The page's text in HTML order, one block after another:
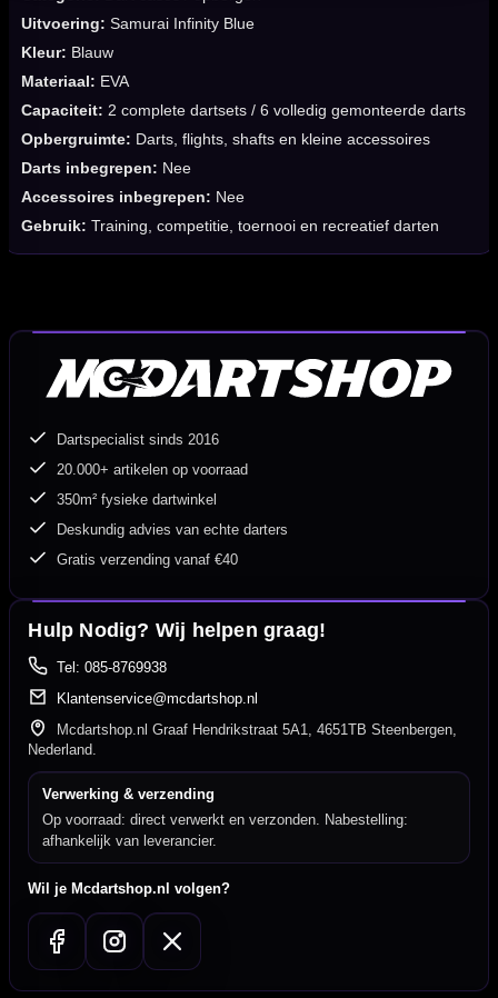
Uitvoering: Samurai Infinity Blue
Kleur: Blauw
Materiaal: EVA
Capaciteit: 2 complete dartsets / 6 volledig gemonteerde darts
Opbergruimte: Darts, flights, shafts en kleine accessoires
Darts inbegrepen: Nee
Accessoires inbegrepen: Nee
Gebruik: Training, competitie, toernooi en recreatief darten
Dartspecialist sinds 2016
20.000+ artikelen op voorraad
350m² fysieke dartwinkel
Deskundig advies van echte darters
Gratis verzending vanaf €40
Hulp Nodig? Wij helpen graag!
Tel: 085-8769938
Klantenservice@mcdartshop.nl
Mcdartshop.nl Graaf Hendrikstraat 5A1, 4651TB Steenbergen,
Nederland.
Verwerking & verzending
Op voorraad: direct verwerkt en verzonden. Nabestelling:
afhankelijk van leverancier.
Wil je Mcdartshop.nl volgen?